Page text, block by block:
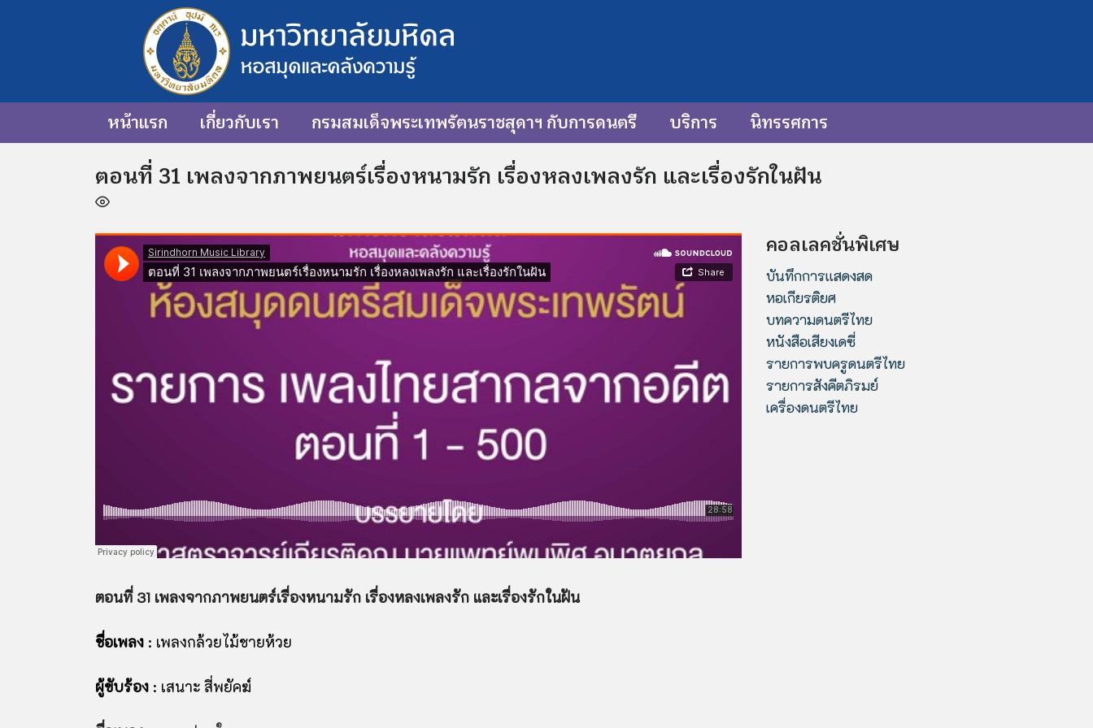
หน้าแรก เกี่ยวกับเรา กรมสมเด็จพระเทพรัตนราชสุดาฯ กับการดนตรี บริการ นิทรรศการ
ตอนที่ 31 เพลงจากภาพยนตร์เรื่องหนามรัก เรื่องหลงเพลงรัก และเรื่องรักในฝัน
ตอนที่ 31 เพลงจากภาพยนตร์เรื่องหนามรัก เรื่องหลงเพลงรัก และเรื่องรักในฝัน
ชื่อเพลง : เพลงกล้วยไม้ชายห้วย
ผู้ขับร้อง : เสนาะ สี่พยัคฆ์
คอลเลคชั่นพิเศษ
บันทึกการแสดงสด
หอเกียรติยศ
บทความดนตรีไทย
หนังสือเสียงเดซี่
รายการพบครูดนตรีไทย
รายการสังคีตภิรมย์
เครื่องดนตรีไทย